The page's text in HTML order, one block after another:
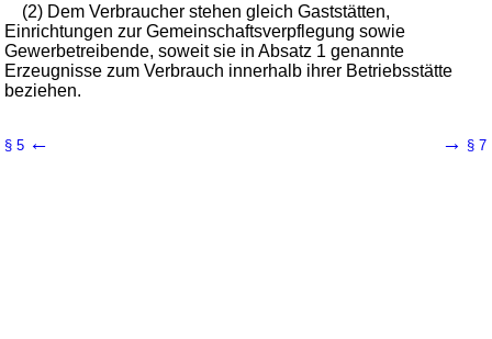
(2) Dem Verbraucher stehen gleich Gaststätten,
Einrichtungen zur Gemeinschaftsverpflegung sowie
Gewerbetreibende, soweit sie in Absatz 1 genannte
Erzeugnisse zum Verbrauch innerhalb ihrer Betriebsstätte
beziehen.
§ 5 ← → § 7